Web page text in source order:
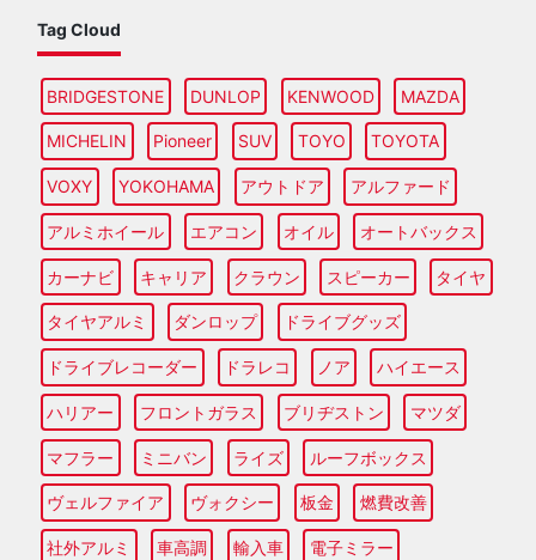
Tag Cloud
BRIDGESTONE DUNLOP KENWOOD MAZDA
MICHELIN Pioneer SUV TOYO TOYOTA
VOXY YOKOHAMA アウトドア アルファード
アルミホイール エアコン オイル オートバックス
カーナビ キャリア クラウン スピーカー タイヤ
タイヤアルミ ダンロップ ドライブグッズ
ドライブレコーダー ドラレコ ノア ハイエース
ハリアー フロントガラス ブリヂストン マツダ
マフラー ミニバン ライズ ルーフボックス
ヴェルファイア ヴォクシー 板金 燃費改善
社外アルミ 車高調 輸入車 電子ミラー